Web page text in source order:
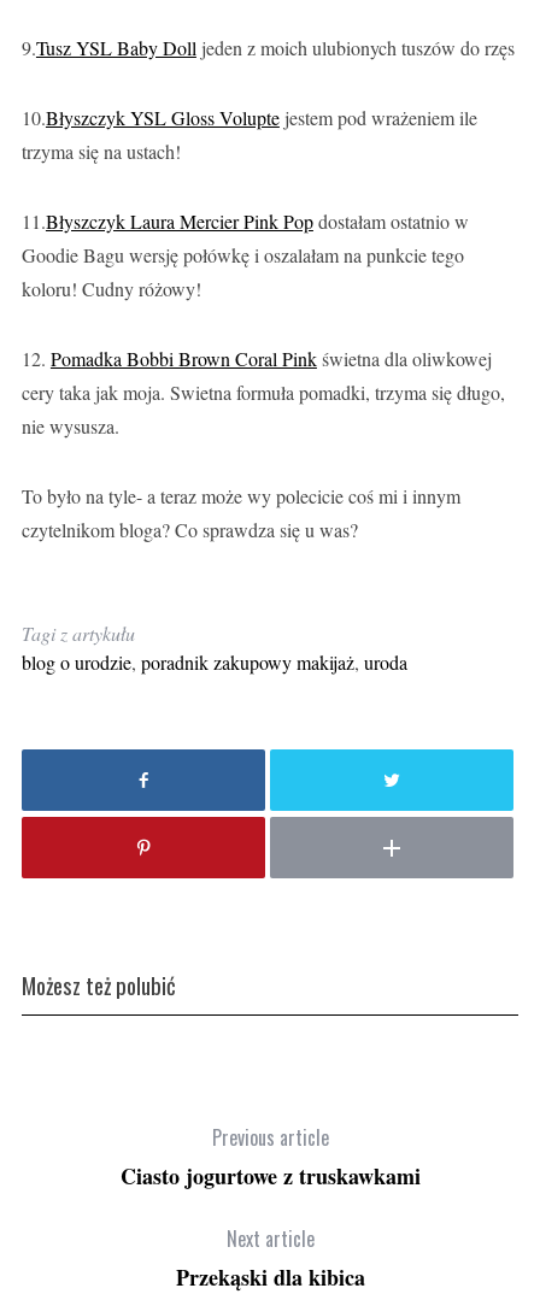
9.Tusz YSL Baby Doll jeden z moich ulubionych tuszów do rzęs
10.Błyszczyk YSL Gloss Voluptejestem pod wrażeniem ile
trzyma się na ustach!
11.Błyszczyk Laura Mercier Pink Popdostałam ostatnio w
Goodie Bagu wersję połówkę i oszalałam na punkcie tego
koloru! Cudny różowy!
12. Pomadka Bobbi Brown Coral Pinkświetna dla oliwkowej
cery taka jak moja. Swietna formuła pomadki, trzyma się długo,
nie wysusza.
To było na tyle- a teraz może wy polecicie coś mi i innym
czytelnikom bloga? Co sprawdza się u was?
Tagi z artykułu
blog o urodzie, poradnik zakupowy makijaż, uroda
Możesz też polubić
Previous article
Ciasto jogurtowe z truskawkami
Next article
Przekąski dla kibica